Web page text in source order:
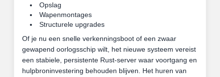
Opslag
Wapenmontages
Structurele upgrades
Of je nu een snelle verkenningsboot of een zwaar
gewapend oorlogsschip wilt, het nieuwe systeem vereist
een stabiele, persistente Rust-server waar voortgang en
hulpbroninvestering behouden blijven. Het huren van